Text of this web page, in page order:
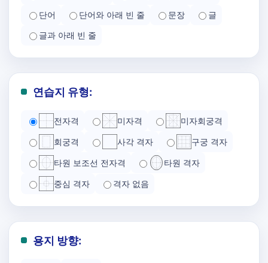
단어
단어와 아래 빈 줄 문장
글
글과 아래 빈 줄
연습지 유형:
전자격 미자격 미자회궁격
회궁격 사각 격자 구궁 격자
타원 보조선 전자격 타원 격자
중심 격자 격자 없음
용지 방향: